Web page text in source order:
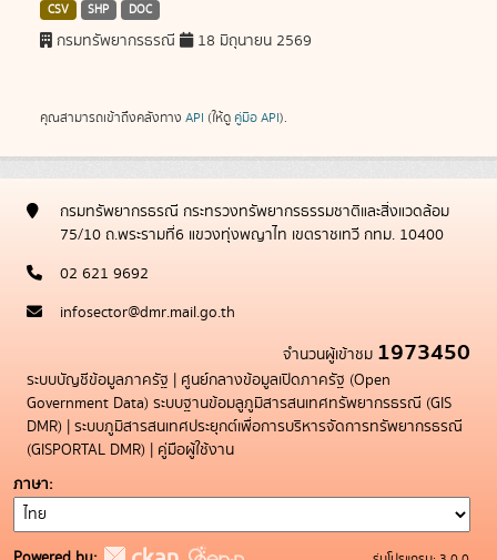
CSV SHP DOC
กรมทรัพยากรธรณี 18 มิถุนายน 2569
คุณสามารถเข้าถึงคลังทาง API (ให้ดู คู่มือ API).
กรมทรัพยากรธรณี กระทรวงทรัพยากรธรรมชาติและสิ่งแวดล้อม
75/10 ถ.พระรามที่6 แขวงทุ่งพญาไท เขตราชเทวี กทม. 10400
02 621 9692
infosector@dmr.mail.go.th
จำนวนผู้เข้าชม 1973450
ระบบบัญชีข้อมูลภาครัฐ | ศูนย์กลางข้อมูลเปิดภาครัฐ (Open
Government Data) ระบบฐานข้อมลูภูมิสารสนเทศทรัพยากรธรณี (GIS
DMR) | ระบบภูมิสารสนเทศประยุกต์เพื่อการบริหารจัดการทรัพยากรธรณี
(GISPORTAL DMR) | คู่มือผู้ใช้งาน
ภาษา